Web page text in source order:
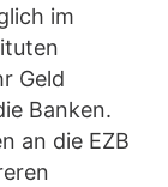
im
Geld
Banken.
an die EZB